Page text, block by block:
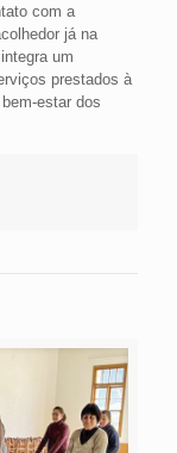
com a
já na
um
prestados à
estar dos